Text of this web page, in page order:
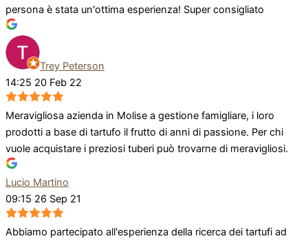
persona è stata un'ottima esperienza! Super consigliato
Trey Peterson
14:25 20 Feb 22
Meravigliosa azienda in Molise a gestione famigliare, i loro
prodotti a base di tartufo il frutto di anni di passione. Per chi
vuole acquistare i preziosi tuberi può trovarne di meravigliosi.
Lucio Martino
09:15 26 Sep 21
Abbiamo partecipato all'esperienza della ricerca dei tartufi ad